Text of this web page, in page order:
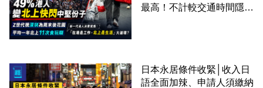
最高！不計較交通時間隱形
日本永居條件收緊│收入日
語全面加辣、申請人須繳納